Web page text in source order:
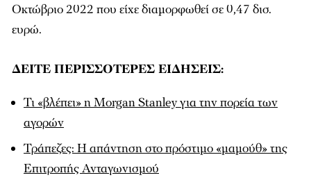
Οκτώβριο 2022 που είχε διαμορφωθεί σε 0,47 δισ.
ευρώ.
ΔΕΙΤΕ ΠΕΡΙΣΣΟΤΕΡΕΣ ΕΙΔΗΣΕΙΣ:
Τι «βλέπει» η Morgan Stanley για την πορεία των
αγορών
Τράπεζες: Η απάντηση στο πρόστιμο «μαμούθ» της
Επιτροπής Ανταγωνισμού